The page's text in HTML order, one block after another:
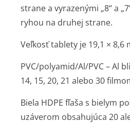
strane a vyrazenými „8“ a
ryhou na druhej strane.
Veľkosť tablety je 19,1 × 8,6
PVC/polyamid/Al/PVC – Al
14, 15, 20, 21 alebo 30
Biela HDPE fľaša s bielym
uzáverom obsahujúca 20